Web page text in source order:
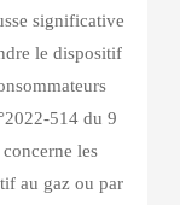
significative
le dispositif
514 du 9
les
au gaz ou par